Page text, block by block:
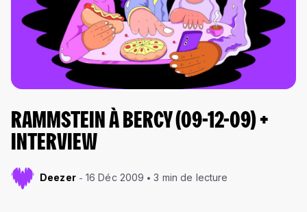
RAMMSTEIN À BERCY (09-12-09) +
INTERVIEW
Deezer 16 Déc 2009 3 min de lecture